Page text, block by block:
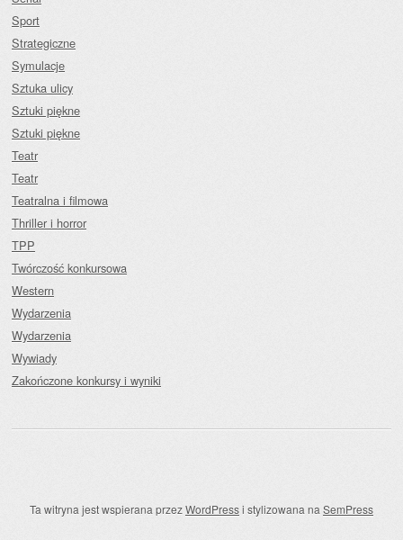
Sport
Strategiczne
Symulacje
Sztuka ulicy
Sztuki piękne
Sztuki piękne
Teatr
Teatr
Teatralna i filmowa
Thriller i horror
TPP
Twórczość konkursowa
Western
Wydarzenia
Wydarzenia
Wywiady
Zakończone konkursy i wyniki
Ta witryna jest wspierana przezWordPressi stylizowana na SemPress